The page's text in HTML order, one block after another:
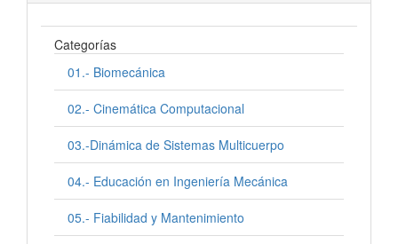
Categorías
01.- Biomecánica
02.- Cinemática Computacional
03.-Dinámica de Sistemas Multicuerpo
04.- Educación en Ingeniería Mecánica
05.- Fiabilidad y Mantenimiento